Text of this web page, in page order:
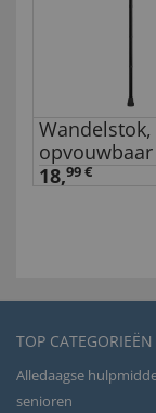
Wandelstok,
opvouwbaar
18,99 €
TOP CATEGORIEËN
Alledaagse
senioren